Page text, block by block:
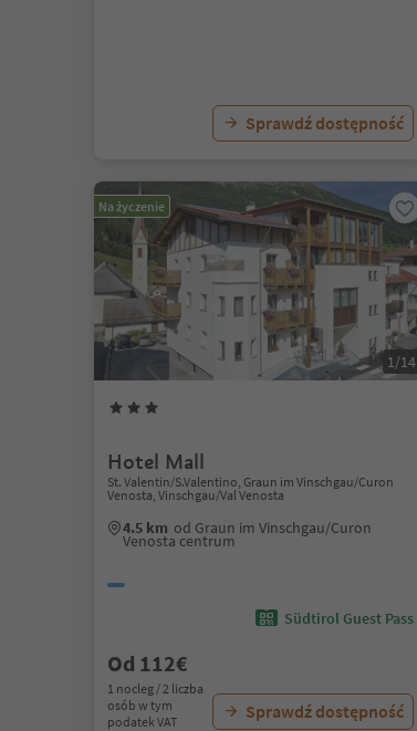
Sprawdź dostępność
Na życzenie
1/14
Hotel Mall
St. Valentin/S.Valentino, Graun im Vinschgau/Curon
Venosta, Vinschgau/Val Venosta
4.5 km od Graun im Vinschgau/Curon
Venosta centrum
Südtirol Guest Pass
Od 112€
1 nocleg / 2 liczba
osób w tym
podatek VAT
Sprawdź dostępność